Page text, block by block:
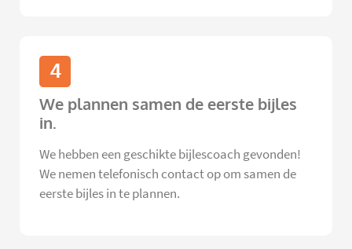
4
We plannen samen de eerste bijles
in.
We hebben een geschikte bijlescoach gevonden!
We nemen telefonisch contact op om samen de
eerste bijles in te plannen.